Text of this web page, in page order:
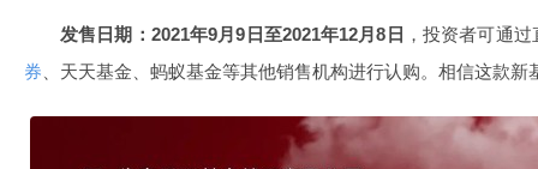
发售日期：2021年9月9日至2021年12月8日 ，投资者可通
券 、天天基金、蚂蚁基金等其他销售机构进行认购。相信这款